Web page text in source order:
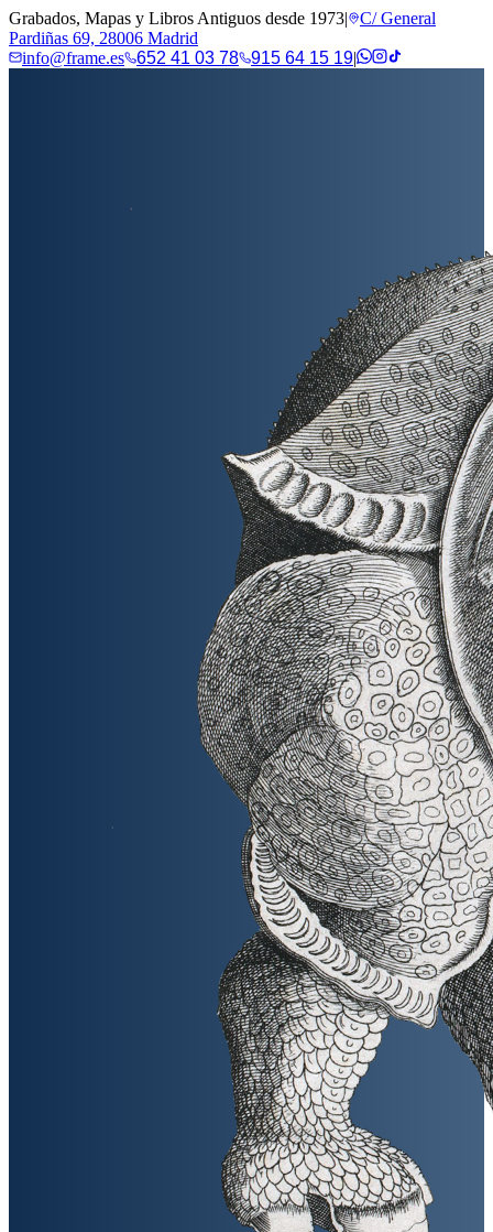
Grabados, Mapas y Libros Antiguos desde 1973|
C/ General
Pardiñas 69, 28006 Madrid
info@frame.es
652 41 03 78 915 64 15 19|